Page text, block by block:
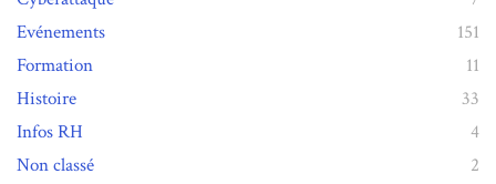
Evénements
151
Formation
11
Histoire
33
Infos RH
4
Non classé
2